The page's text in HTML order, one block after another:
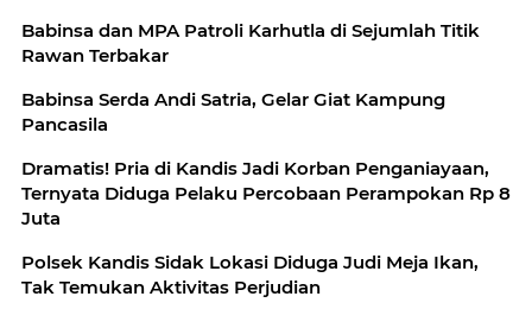
Babinsa dan MPA Patroli Karhutla di Sejumlah Titik
Rawan Terbakar
Babinsa Serda Andi Satria, Gelar Giat Kampung
Pancasila
Dramatis! Pria di Kandis Jadi Korban Penganiayaan,
Ternyata Diduga Pelaku Percobaan Perampokan Rp 8
Juta
Polsek Kandis Sidak Lokasi Diduga Judi Meja Ikan,
Tak Temukan Aktivitas Perjudian